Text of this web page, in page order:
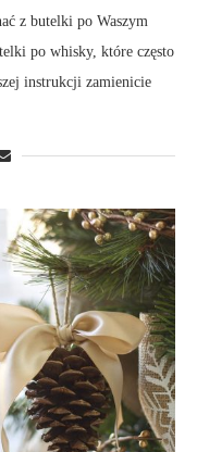
z butelki po Waszym
po whisky, które często
instrukcji zamienicie